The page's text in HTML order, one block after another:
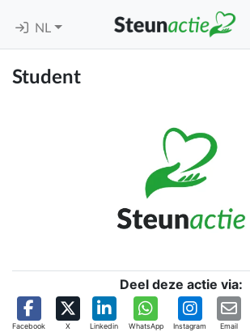
NL
Student
Deel deze actie via:
Facebook X Linkedin WhatsApp Instagram Email